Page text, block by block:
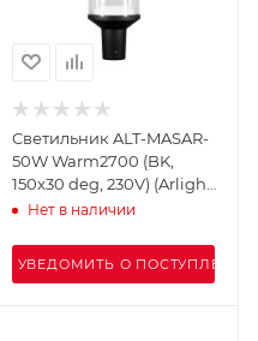
Светильник ALT-MASAR-
50W Warm2700 (BK,
150x30 deg, 230V) (Arlight,
IP65 Металл, 5 лет)
Нет в наличии
УВЕДОМИТЬ О ПОСТУПЛЕНИИ